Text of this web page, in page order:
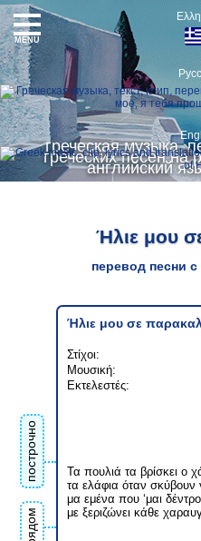
греческая музыка,
греческих песен на
английский
MENU
Ήλιε μου
перевод песни с
построчно
Ήλιε μου σε
Στίχοι:
Μουσική:
Εκτελεστές:
Τα πουλιά τα βρίσκει ο
τα ελάφια όταν σκύβουν
μα εμένα που ‘μαι
με ξεριζώνει κάθε